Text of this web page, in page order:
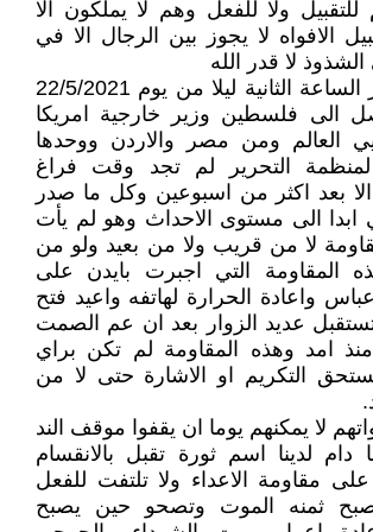
للتقبيل ولا للفعل وهم لا يملكون الا
الافواه لا يجوز بين الرجال الا في
لا قدر الله
توقف اطلاق النار الساعة الثانية ليلا من يوم 22/5/2021
الى فلسطين وزير خارجية امريكا
العالم ومن مصر والاردن ووحدها
لمنظمة التحرير لم تجد وقت فراغ
بعد اكثر من اسبوعين وكل ما صدر
ابدا الى مستوى الاحداث وهو لم يأت
لا من قريب ولا من بعيد ولو من
المقاومة التي اجبرت بايدن على
واعادة الحرارة لهاتفه واعيد فتح
عديد الزوار بعد ان عم الصمت
منذ امد وهذه المقاومة لم تكن براي
تستحق التكريم او الاشارة حتى لا من
لا يمكنهم يوما ان يقفوا موقف الند
دام لدينا اسم ثورة تقبل بالانقسام
مقاومة الاعداء ولا تلتفت للفعل
ثمنه الموت وتصحو حين يصبح